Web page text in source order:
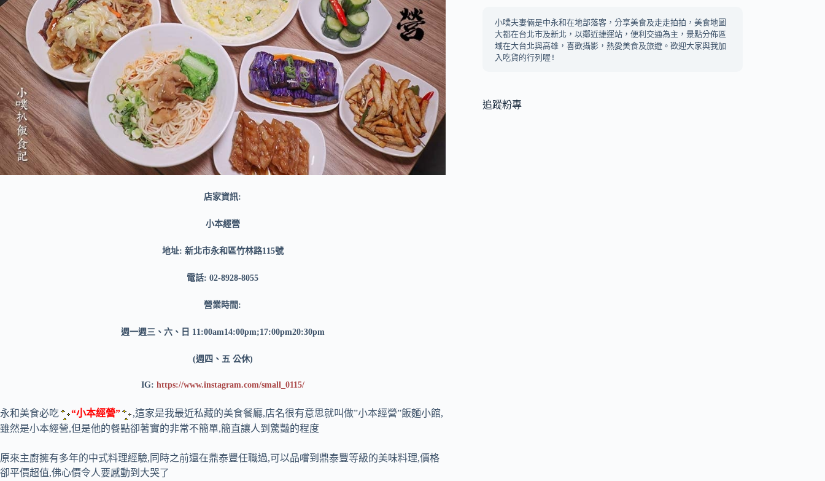
店家資訊:
小本經營
地址: 新北市永和區竹林路115號
電話: 02-8928-8055
營業時間:
週一週三、六、日 11:00am14:00pm;17:00pm20:30pm
(週四、五 公休)
IG: https://www.instagram.com/small_0115/
永和美食必吃 “小本經營”
,這家是我最近私藏的美食餐廳,店名很有意思就叫做”小本經營”飯麵小館,
雖然是小本經營,但是他的餐點卻著實的非常不簡單,簡直讓人到驚豔的程度
原來主廚擁有多年的中式料理經驗,同時之前還在鼎泰豐任職過,可以品嚐到鼎泰豐等級的美味料理,價格
卻平價超值,佛心價令人要感動到大哭了
小噗夫妻倆是中永和在地部落客，分享美食及走走拍拍，美食地圖
大都在台北市及新北，以鄰近捷運站，便利交通為主，景點分佈區
域在大台北與高雄，喜歡攝影，熱愛美食及旅遊。歡迎大家與我加
入吃貨的行列喔!
追蹤粉專